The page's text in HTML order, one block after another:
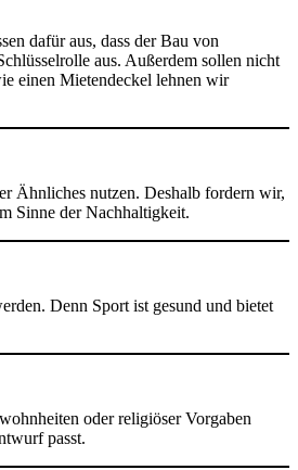
dafür aus, dass der Bau von
aus. Außerdem sollen nicht
einen Mietendeckel lehnen wir
Ähnliches nutzen. Deshalb fordern wir,
Sinne der Nachhaltigkeit.
Denn Sport ist gesund und bietet
oder religiöser Vorgaben
passt.